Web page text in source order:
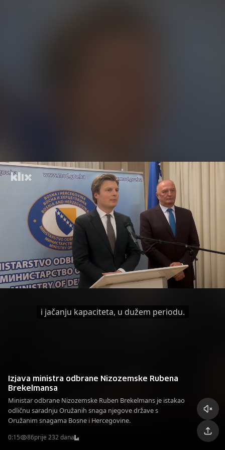
i jačanju kapaciteta, u dužem periodu.
Izjava ministra odbrane Nizozemske Rubena
Brekelmansa
Ministar odbrane Nizozemske Ruben Brekelmans je istakao
odličnu saradnju Oružanih snaga njegove države s
Oružanim snagama Bosne i Hercegovine.
0:15 86prije 232 dana